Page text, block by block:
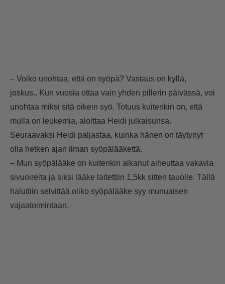
– Voiko unohtaa, että on syöpä? Vastaus on kyllä,
joskus.. Kun vuosia ottaa vain yhden pillerin päivässä, voi
unohtaa miksi sitä oikein syö. Totuus kuitenkin on, että
mulla on leukemia, aloittaa Heidi julkaisunsa.
Seuraavaksi Heidi paljastaa, kuinka hänen on täytynyt
olla hetken ajan ilman syöpälääkettä.
– Mun syöpälääke on kuitenkin alkanut aiheuttaa vakavia
sivuoireita ja siksi lääke laitettiin 1,5kk sitten tauolle. Tällä
haluttiin selvittää oliko syöpälääke syy munuaisen
vajaatoimintaan.